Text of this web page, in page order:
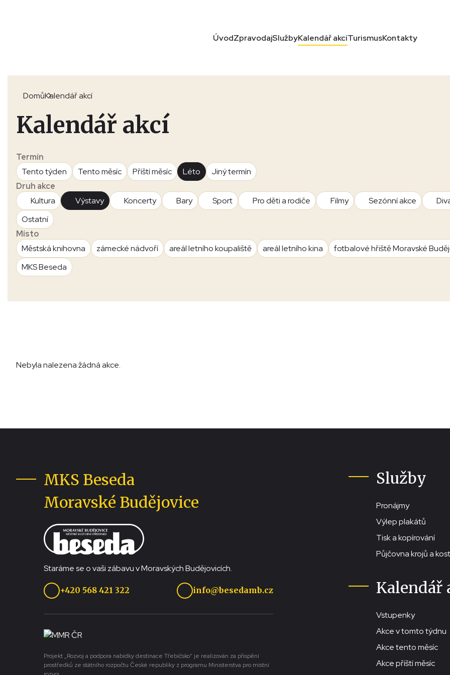
ÚvodZpravodajSlužbyKalendář akcíTurismusKontakty
DomůKalendář akcí
Kalendář akcí
Termín
Tento týden
Tento měsíc Příští měsíc Léto
Jiný termín
Druh akce
Kultura
Výstavy Koncerty Bary Sport Pro děti a rodiče Filmy Sezónní akce
Ostatní
Místo
Městská knihovna
zámecké nádvoří areál letního koupaliště areál letního kina
fotbalové hřiště Moravské
MKS Beseda
Nebyla nalezena žádná akce.
MKS Beseda
Moravské Budějovice
Staráme se o vaši zábavu v Moravských Budějovicích.
+420 568 421 322 info@besedamb.cz
Projekt „Rozvoj a podpora nabídky destinace Třebíčsko“ je realizován za přispění
prostředků ze státního rozpočtu České republiky z programu Ministerstva pro místní
Služby
Pronájmy
Výlep plakátů
Tisk a kopírování
Půjčovna krojů a
Kalendář
Vstupenky
Akce v tomto týdnu
Akce tento měsíc
Akce příští měsíc